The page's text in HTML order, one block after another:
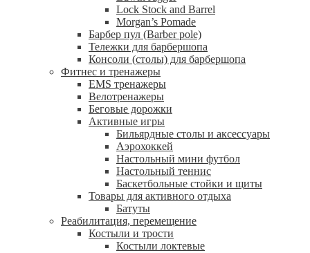
Lock Stock and Barrel
Morgan’s Pomade
Барбер пул (Barber pole)
Тележки для барбершопа
Консоли (столы) для барбершопа
Фитнес и тренажеры
EMS тренажеры
Велотренажеры
Беговые дорожки
Активные игры
Бильярдные столы и аксессуары
Аэрохоккей
Настольный мини футбол
Настольный теннис
Баскетбольные стойки и щиты
Товары для активного отдыха
Батуты
Реабилитация, перемещение
Костыли и трости
Костыли локтевые